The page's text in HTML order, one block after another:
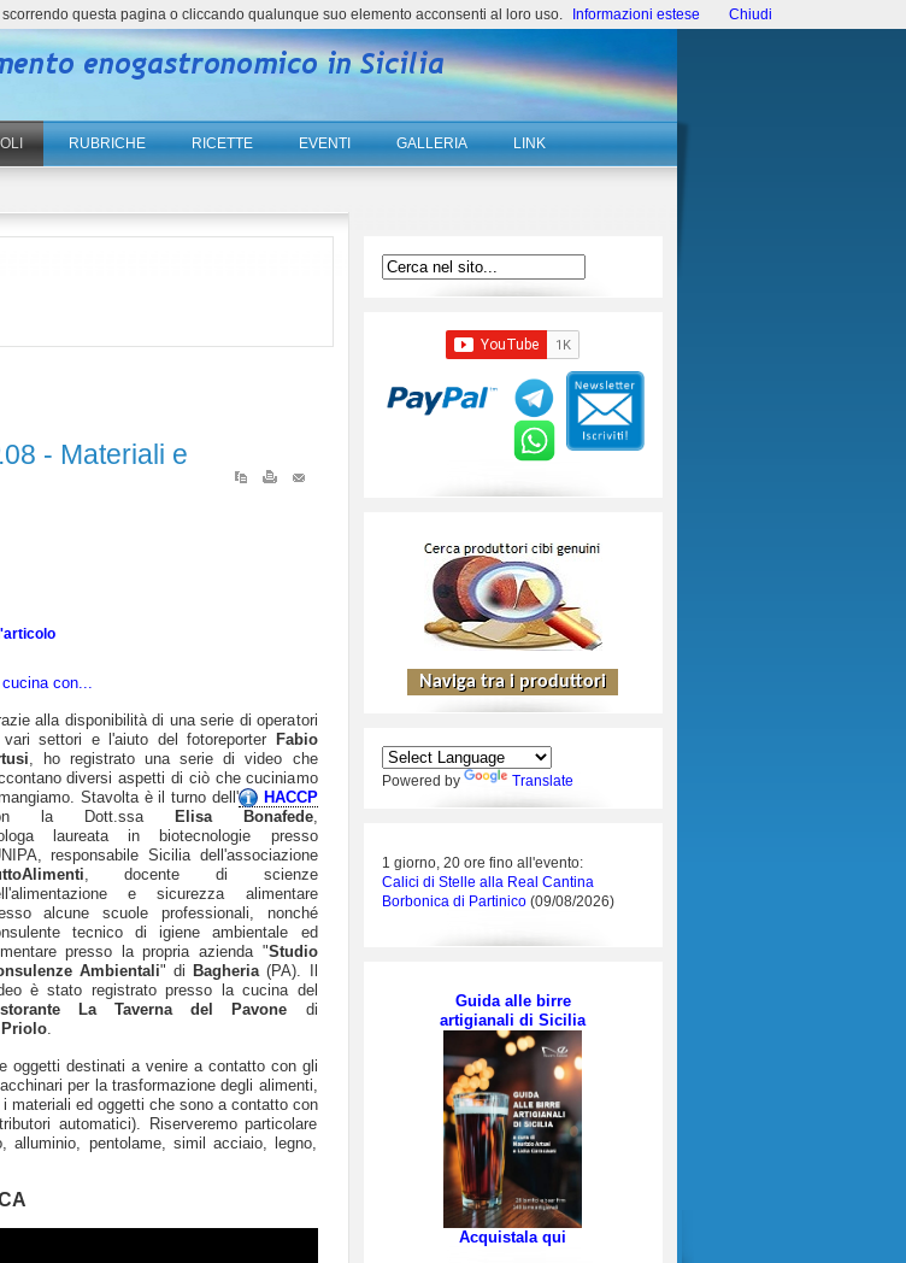
RUBRICHE RICETTE EVENTI GALLERIA LINK
- Materiali e
cucina con...
alla disponibilità di una serie di operatori
settori e l'aiuto del fotoreporter
Fabio
, ho registrato una serie di video che
diversi aspetti di ciò che cuciniamo
Stavolta è il turno dell'
HACCP
la Dott.ssa
Elisa Bonafede,
laureata in biotecnologie presso
responsabile Sicilia dell'associazione
, docente di scienze
e sicurezza alimentare
alcune scuole professionali, nonché
tecnico di igiene ambientale ed
presso la propria azienda "Studio
Ambientali" di Bagheria(PA). Il
è stato registrato presso la cucina del
La Taverna del Pavone di
Priolo.
oggetti destinati a venire a contatto con gli
per la trasformazione degli alimenti,
materiali ed oggetti che sono a contatto con
automatici). Riserveremo particolare
alluminio, pentolame, simil acciaio, legno,
Powered by Translate
1 giorno, 20 ore fino all'evento:
Calici di Stelle alla Real Cantina
Borbonica di Partinico (09/08/2026)
Guida alle birre
artigianali di Sicilia
Acquistala qui
questa pagina o cliccando qualunque suo elemento acconsenti al loro uso. Informazioni estese Chiudi